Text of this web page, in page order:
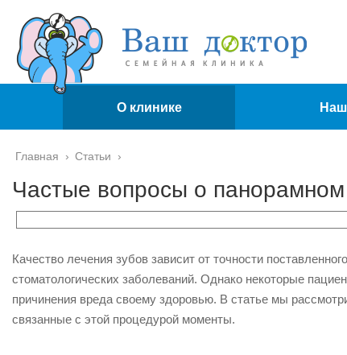
О клинике
Главная › Статьи ›
Частые вопросы о панорамном
Качество лечения зубов зависит от точности
стоматологических заболеваний. Однако некоторые
причинения вреда своему здоровью. В статье мы
связанные с этой процедурой моменты.